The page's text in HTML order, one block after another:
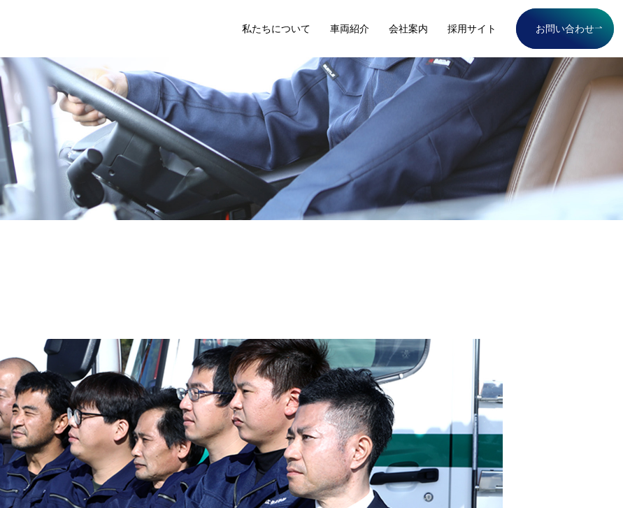
私たちについて 車両紹介 会社案内 採用サイト お問い合わせ